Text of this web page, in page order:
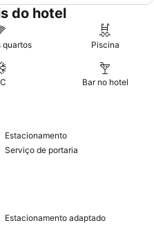
do hotel
quartos Piscina
Bar no hotel
Estacionamento
Serviço de portaria
Estacionamento adaptado